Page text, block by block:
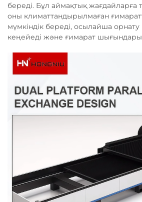
береді. Бұл аймақтық жағдайларға
оны климаттандырылмаған
мүмкіндік береді, осылайша
кеңейеді және ғимарат шығындары